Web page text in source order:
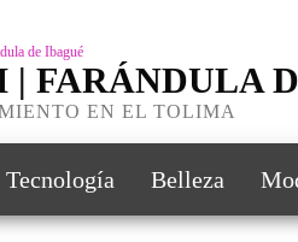
FARÁNDULA
EN EL TOLIMA
Tecnología Belleza